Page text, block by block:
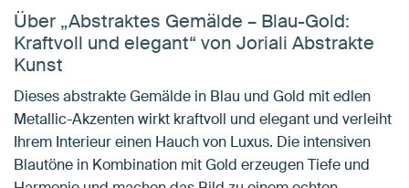
Über „Abstraktes Gemälde – Blau-Gold:
Kraftvoll und elegant“ von Joriali Abstrakte
Kunst
Dieses abstrakte Gemälde in Blau und Gold mit edlen
Metallic-Akzenten wirkt kraftvoll und elegant und verleiht
Ihrem Interieur einen Hauch von Luxus. Die intensiven
Blautöne in Kombination mit Gold erzeugen Tiefe und